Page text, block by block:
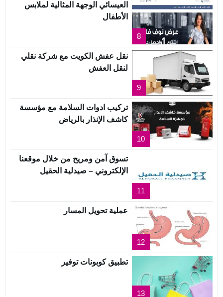
8
العيسائي الوجهة المثالية لملابس
الأطفال
9
نقل عفش الكويت مع شركة نقلي
لنقل العفش
10
تركيب ادوات السلامة مع مؤسسة
كاشف الإنذار بالرياض
11
تسوق آمن ومريح من خلال موقعنا
الإلكتروني – صيدلية الحقيل
12
عملية تحويل المسار
13
تطبيق كوبونات توفير